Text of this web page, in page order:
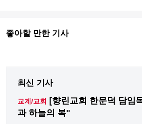
좋아할 만한 기사
최신 기사
교계/교회
[향린교회 한문덕 담임
과 하늘의 복"